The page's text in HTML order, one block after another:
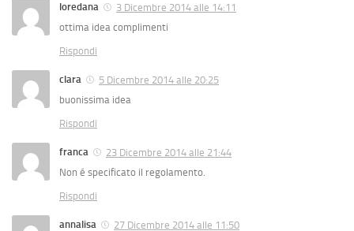
loredana
3 Dicembre 2014 alle 14:11
ottima idea complimenti
Rispondi
clara
5 Dicembre 2014 alle 20:25
buonissima idea
Rispondi
franca
23 Dicembre 2014 alle 21:44
Non é specificato il regolamento.
Rispondi
annalisa
27 Dicembre 2014 alle 11:50